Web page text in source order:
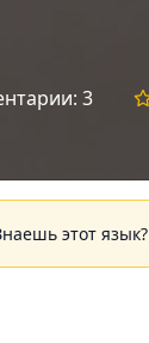
этот язык?
3